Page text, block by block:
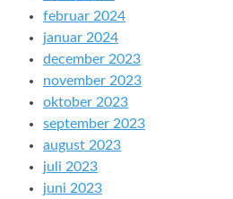
februar 2024
januar 2024
december 2023
november 2023
oktober 2023
september 2023
august 2023
juli 2023
juni 2023